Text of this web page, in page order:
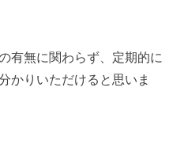
有無に関わらず、定期的に
かりいただけると思いま